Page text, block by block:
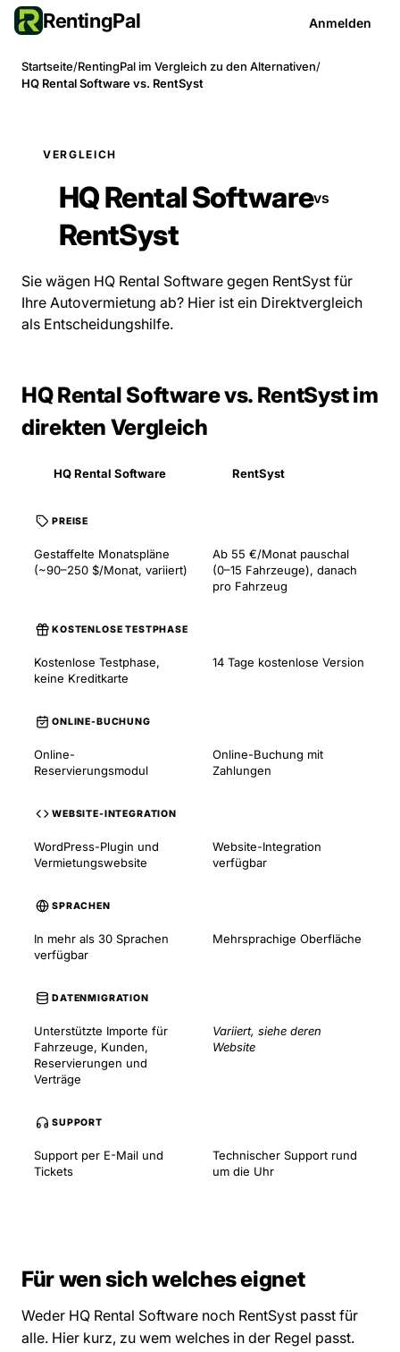
RentingPal Anmelden
Startseite/RentingPal im Vergleich zu den Alternativen/
HQ Rental Software vs. RentSyst
VERGLEICH
HQ Rental Softwarevs
RentSyst
Sie wägen HQ Rental Software gegen RentSyst für
Ihre Autovermietung ab? Hier ist ein Direktvergleich
als Entscheidungshilfe.
HQ Rental Software vs. RentSyst im
direkten Vergleich
HQ Rental Software RentSyst
PREISE
Gestaffelte Monatspläne
(~90–250 $/Monat, variiert)
Ab 55 €/Monat pauschal
(0–15 Fahrzeuge), danach
pro Fahrzeug
KOSTENLOSE TESTPHASE
Kostenlose Testphase,
keine Kreditkarte
14 Tage kostenlose Version
ONLINE-BUCHUNG
Online-
Reservierungsmodul
Online-Buchung mit
Zahlungen
WEBSITE-INTEGRATION
WordPress-Plugin und
Vermietungswebsite
Website-Integration
verfügbar
SPRACHEN
In mehr als 30 Sprachen
verfügbar
Mehrsprachige Oberfläche
DATENMIGRATION
Unterstützte Importe für
Fahrzeuge, Kunden,
Reservierungen und
Verträge
Variiert, siehe deren
Website
SUPPORT
Support per E-Mail und
Tickets
Technischer Support rund
um die Uhr
Für wen sich welches eignet
Weder HQ Rental Software noch RentSyst passt für
alle. Hier kurz, zu wem welches in der Regel passt.